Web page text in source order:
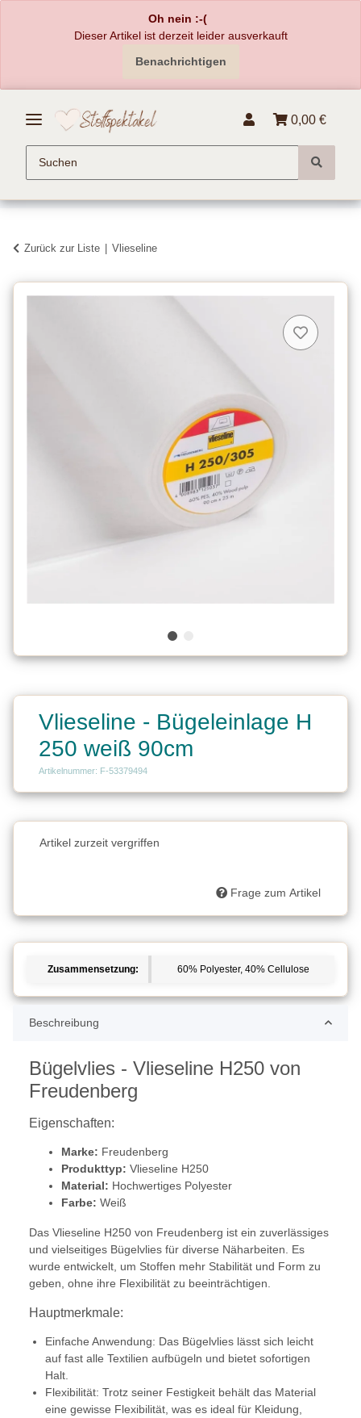
Oh nein :-(
Dieser Artikel ist derzeit leider ausverkauft
Benachrichtigen
0,00 €
Zurück zur Liste Vlieseline
Vlieseline - Bügeleinlage H
250 weiß 90cm
Artikelnummer: F-53379494
Charge
ChargeArtikel zurzeit vergriffen
Frage zum Artikel
Zusammensetzung: 60% Polyester, 40% Cellulose
Beschreibung
Bügelvlies - Vlieseline H250 von
Freudenberg
Eigenschaften:
Marke: Freudenberg
Produkttyp: Vlieseline H250
Material: Hochwertiges Polyester
Farbe: Weiß
Das Vlieseline H250 von Freudenberg ist ein zuverlässiges
und vielseitiges Bügelvlies für diverse Näharbeiten. Es
wurde entwickelt, um Stoffen mehr Stabilität und Form zu
geben, ohne ihre Flexibilität zu beeinträchtigen.
Hauptmerkmale:
Einfache Anwendung: Das Bügelvlies lässt sich leicht
auf fast alle Textilien aufbügeln und bietet sofortigen
Halt.
Flexibilität: Trotz seiner Festigkeit behält das Material
eine gewisse Flexibilität, was es ideal für Kleidung,